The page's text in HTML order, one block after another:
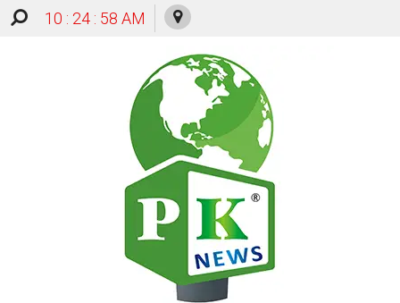
10 : 24 : 58 AM